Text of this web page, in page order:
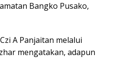
Bangko Pusako,
A Panjaitan melalui
mengatakan, adapun